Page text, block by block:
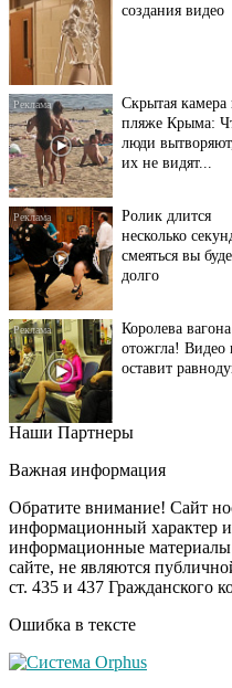
создания видео
Скрытая камера
пляже Крыма:
люди
их не видят...
Ролик длится
несколько
смеяться вы
долго
Королева вагона
отожгла! Видео
оставит
Взломали
нашлось в
Обнаружена
семья
Усольцева:
Этот танец
Наши Партнеры
Важная информация
Обратите внимание! Сайт
информационный характер
информационные
сайте, не являются
ст. 435 и 437 Гражданского
Ошибка в тексте